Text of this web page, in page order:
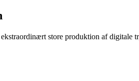
store produktion af digitale